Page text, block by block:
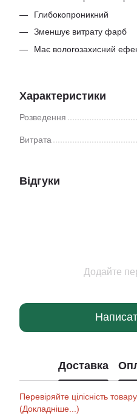
Глибокопроникний
Зменшує витрату фарб
Має вологозахисний
Характеристики
Розведення
Витрата
Відгуки
Додайте
Доставка
Перевіряйте цілісність
(Докладніше...)